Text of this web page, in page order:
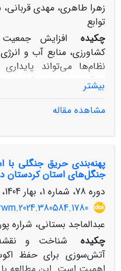
زهرا طاهری، مهدی قربانی،
توابع
چکیده
افزایش جمعیت
کشاورزی، منابع آب و
نظام‌ها می‌تواند
ویژگی‌های اصلی یک ساختار
با تغییرات است. این
سازگاری نهادیِ بخش
رویه‌های تصمیم‌گیری و
حرکت‌ها و نحوه تعامل
چرخ ظرفیت سازگاری برای
رهبری، 5)
دست‌اندرکار مرتبط،
دست‌اندرکاران سازمانی
بیشتر
مشاهده مقاله
پهنه‌بندی حریق جنگلی با
جنگل‌های استان کردستان
دوره 78، شماره 1، بهار 1404، صفحه
عبدالماجد بستانی، شراره
چکیده
شناخت و
آتش‌سوزی برای حفظ